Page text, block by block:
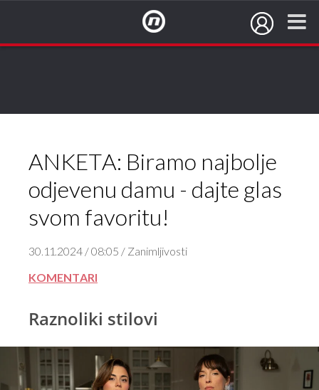
ANKETA: Biramo najbolje
odjevenu damu - dajte glas
svom favoritu!
30.11.2024 / 08:05 / Zanimljivosti
KOMENTARI
Raznoliki stilovi